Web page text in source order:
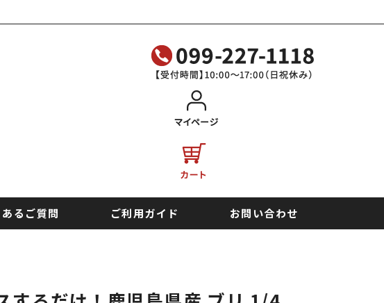
るご質問 ご利用ガイド お問い合わせ